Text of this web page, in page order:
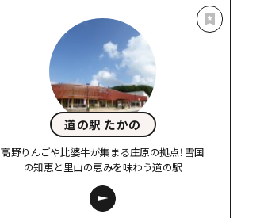
道の駅 たかの
高野りんごや比婆牛が集まる庄原の拠点！雪国
の知恵と里山の恵みを味わう道の駅